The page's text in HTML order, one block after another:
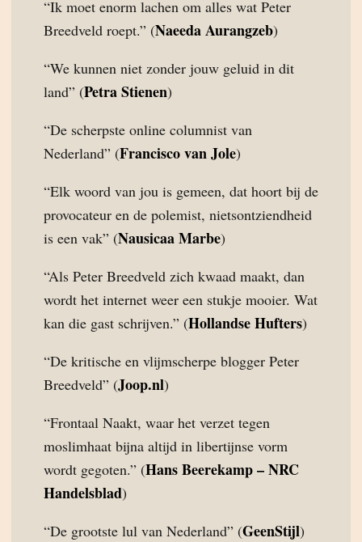
“Ik moet enorm lachen om alles wat Peter
Breedveld roept.” (Naeeda Aurangzeb)
“We kunnen niet zonder jouw geluid in dit
land” (Petra Stienen)
“De scherpste online columnist van
Nederland” (Francisco van Jole)
“Elk woord van jou is gemeen, dat hoort bij de
provocateur en de polemist, nietsontziendheid
is een vak” (Nausicaa Marbe)
“Als Peter Breedveld zich kwaad maakt, dan
wordt het internet weer een stukje mooier. Wat
kan die gast schrijven.” (Hollandse Hufters)
“De kritische en vlijmscherpe blogger Peter
Breedveld” (Joop.nl)
“Frontaal Naakt, waar het verzet tegen
moslimhaat bijna altijd in libertijnse vorm
wordt gegoten.” (Hans Beerekamp – NRC
Handelsblad)
“De grootste lul van Nederland” (GeenStijl)